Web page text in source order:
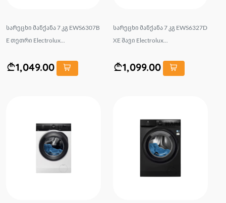
სარეცხი მანქანა 7 კგ EWS6307B
E თეთრი Electrolux...
1,049.00
სარეცხი მანქანა 7 კგ EWS6327D
XE შავი Electrolux...
1,099.00